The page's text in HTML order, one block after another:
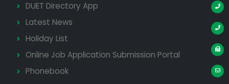
DUET Directory App
Latest News
Holiday List
Online Job Application Submission Portal
Phonebook